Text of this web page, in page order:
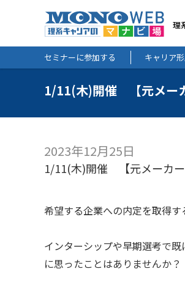
理
セミナーに参加する キャリア
1/11(木)開催 【元メー
2023年12月25日
1/11(木)開催 【元メーカ
希望する企業への内定を取得す
インターシップや早期選考で
に思ったことはありませんか？